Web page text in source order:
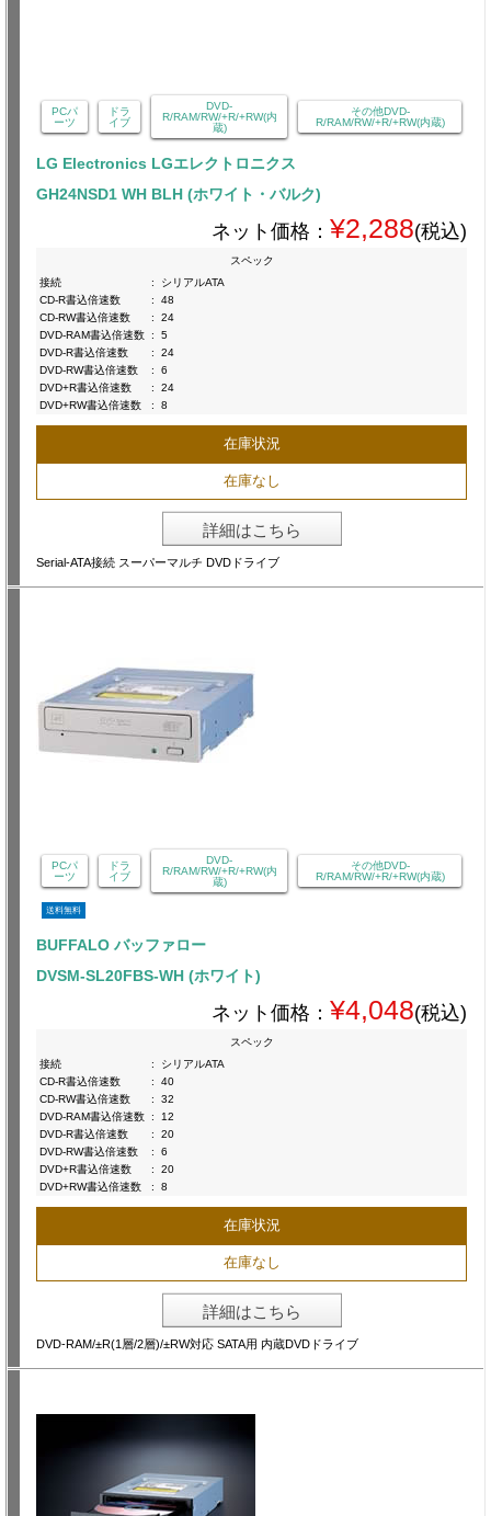
PCパ
ーツ
ドラ
イブ
DVD-
R/RAM/RW/+R/+RW(内
蔵)
その他DVD-
R/RAM/RW/+R/+RW(内蔵)
LG Electronics LGエレクトロニクス
GH24NSD1 WH BLH (ホワイト・バルク)
ネット価格： ¥2,288(税込)
スペック
接続
:
シリアルATA
CD-R書込倍速数
:
48
CD-RW書込倍速数
:
24
DVD-RAM書込倍速数 :
5
DVD-R書込倍速数
:
24
DVD-RW書込倍速数
:
6
DVD+R書込倍速数
:
24
DVD+RW書込倍速数
: 8
在庫状況
在庫なし
詳細はこちら
Serial-ATA接続 スーパーマルチ DVDドライブ
PCパ
ーツ
ドラ
イブ
DVD-
R/RAM/RW/+R/+RW(内
蔵)
その他DVD-
R/RAM/RW/+R/+RW(内蔵)
送料無料
BUFFALO バッファロー
DVSM-SL20FBS-WH (ホワイト)
ネット価格： ¥4,048(税込)
スペック
接続
:
シリアルATA
CD-R書込倍速数
:
40
CD-RW書込倍速数
:
32
DVD-RAM書込倍速数 :
12
DVD-R書込倍速数
:
20
DVD-RW書込倍速数
:
6
DVD+R書込倍速数
:
20
DVD+RW書込倍速数
: 8
在庫状況
在庫なし
詳細はこちら
DVD-RAM/±R(1層/2層)/±RW対応 SATA用 内蔵DVDドライブ